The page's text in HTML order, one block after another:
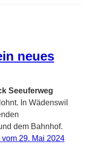
neues
Seeuferweg
In Wädenswil
dem Bahnhof.
29. Mai 2024